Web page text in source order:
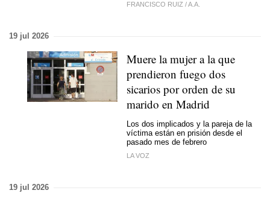
FRANCISCO RUIZ /A.A.
19 jul 2026
Muere la mujer a la que
prendieron fuego dos
sicarios por orden de su
marido en Madrid
Los dos implicados y la pareja de la
víctima están en prisión desde el
pasado mes de febrero
LA VOZ
19 jul 2026